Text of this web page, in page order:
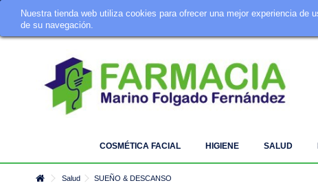
Nuestra tienda web utiliza cookies para ofrecer una mejor experiencia
de su navegación.
Tu Farmacia Online · Telf. 924 342 642 · info@farmaciamarino.es
COSMÉTICA FACIAL HIGIENE SALUD
Salud SUEÑO & DESCANSO